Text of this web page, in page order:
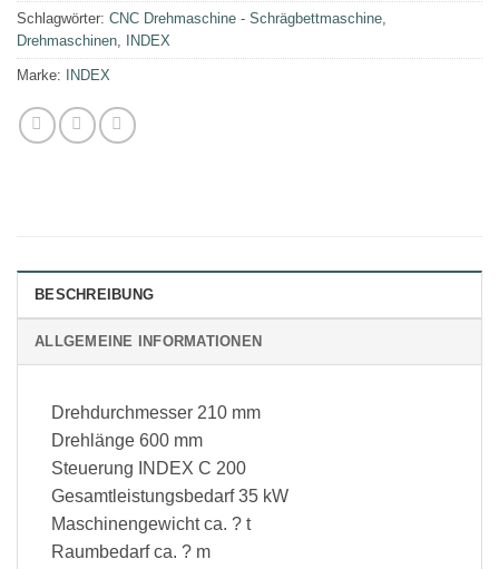
Schlagwörter: CNC Drehmaschine - Schrägbettmaschine,
Drehmaschinen, INDEX
Marke: INDEX
BESCHREIBUNG
ALLGEMEINE INFORMATIONEN
Drehdurchmesser 210 mm
Drehlänge 600 mm
Steuerung INDEX C 200
Gesamtleistungsbedarf 35 kW
Maschinengewicht ca. ? t
Raumbedarf ca. ? m